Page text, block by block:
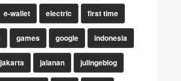
e-wallet electric first time
games google indonesia
jakarta jalanan julingeblog